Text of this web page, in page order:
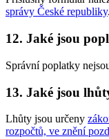
správy České republiky.
12. Jaké jsou
Správní poplatky
13. Jaké jsou
Lhůty jsou určeny
rozpočtů, ve znění